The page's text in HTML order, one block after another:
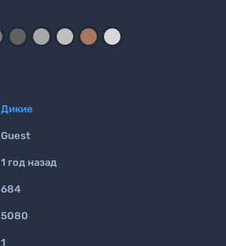
Дикие
Guest
1 год назад
684
5080
1